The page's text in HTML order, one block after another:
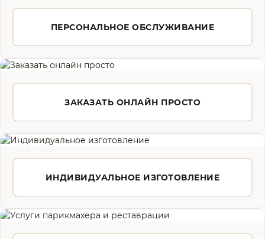
ПЕРСОНАЛЬНОЕ ОБСЛУЖИВАНИЕ
ЗАКАЗАТЬ ОНЛАЙН ПРОСТО
ИНДИВИДУАЛЬНОЕ ИЗГОТОВЛЕНИЕ